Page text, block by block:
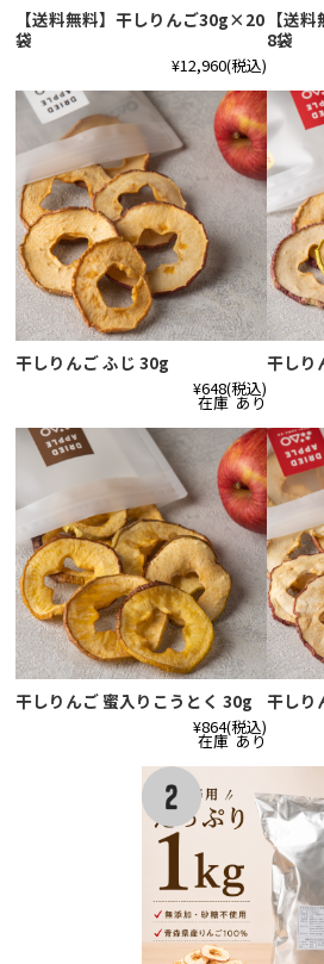
【送料無料】干しりんご30g×20
袋
¥12,960(税込)
【送
8袋
干しりんご ふじ 30g
¥648(税込)
在庫 あり
干しり
干しりんご 蜜入りこうとく 30g
¥864(税込)
在庫 あり
干しり